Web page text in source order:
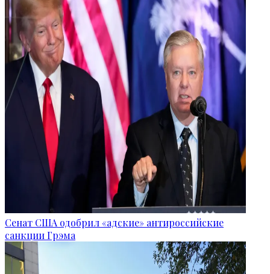
Сенат США одобрил «адские» антироссийские
санкции Грэма